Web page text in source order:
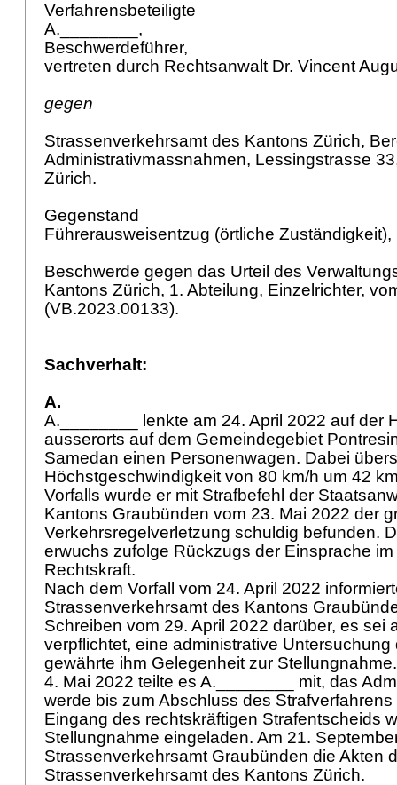
Verfahrensbeteiligte
A.________,
Beschwerdeführer,
vertreten durch Rechtsanwalt Dr. Vincent
gegen
Strassenverkehrsamt des Kantons Zürich,
Administrativmassnahmen, Lessingstrasse
Zürich.
Gegenstand
Führerausweisentzug (örtliche Zuständigkeit),
Beschwerde gegen das Urteil des
Kantons Zürich, 1. Abteilung, Einzelrichter,
(VB.2023.00133).
Sachverhalt:
A.
A.________ lenkte am 24. April 2022 auf der
ausserorts auf dem Gemeindegebiet
Samedan einen Personenwagen. Dabei
Höchstgeschwindigkeit von 80 km/h um 42
Vorfalls wurde er mit Strafbefehl der
Kantons Graubünden vom 23. Mai 2022 der
Verkehrsregelverletzung schuldig befunden.
erwuchs zufolge Rückzugs der Einsprache
Rechtskraft.
Nach dem Vorfall vom 24. April 2022
Strassenverkehrsamt des Kantons
Schreiben vom 29. April 2022 darüber, es sei
verpflichtet, eine administrative
gewährte ihm Gelegenheit zur
4. Mai 2022 teilte es A.________ mit, das
werde bis zum Abschluss des
Eingang des rechtskräftigen Strafentscheids
Stellungnahme eingeladen. Am 21.
Strassenverkehrsamt Graubünden die Akten
Strassenverkehrsamt des Kantons Zürich.